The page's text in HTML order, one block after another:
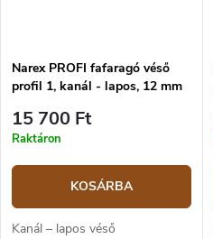
Narex PROFI fafaragó véső
profil 1, kanál - lapos, 12 mm
15 700 Ft
Raktáron
KOSÁRBA
Kanál – lapos véső